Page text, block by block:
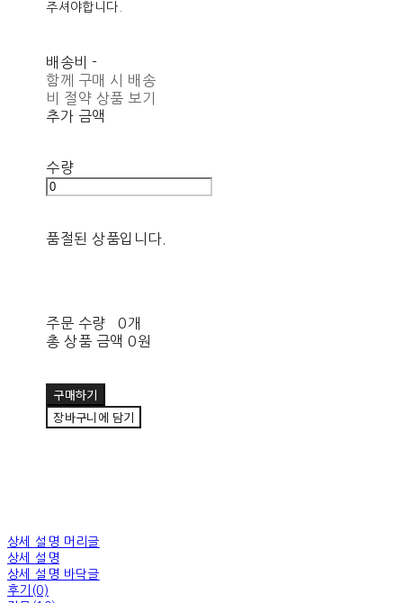
주셔야합니다.
배송비 -
함께 구매 시 배송
비 절약 상품 보기
추가 금액
수량
품절된 상품입니다.
주문 수량
0개
총 상품 금액 0원
구매하기
장바구니에 담기
상세 설명 머리글
상세 설명
상세 설명 바닥글
후기(0)